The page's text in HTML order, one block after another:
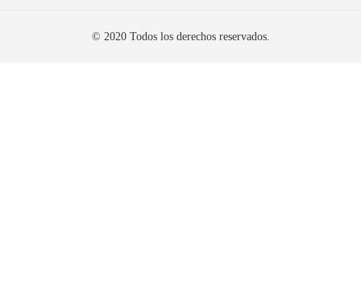
© 2020 Todos los derechos reservados.